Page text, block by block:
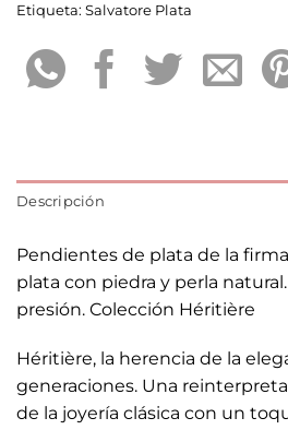
Etiqueta: Salvatore Plata
Descripción
Pendientes de plata de la
plata con piedra y perla
presión. Colección Héritière
Héritière, la herencia de la
generaciones. Una
de la joyería clásica con un